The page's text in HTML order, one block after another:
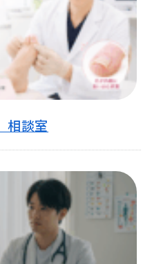
相談室